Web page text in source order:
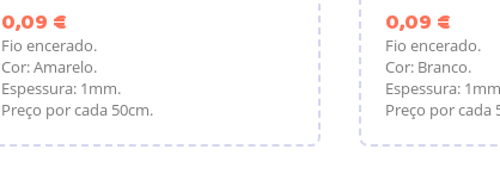
0,09 €Preço
Fio encerado.
Cor: Amarelo.
Espessura: 1mm.
Preço por cada 50cm.
0,09 €
Fio encerado.
Cor: Branco.
Espessura:
Preço por cada